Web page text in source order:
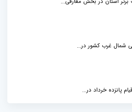
شمال‌ غرب کشور در...
پانزده خرداد در...